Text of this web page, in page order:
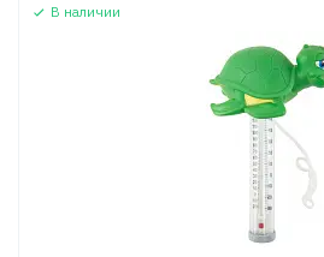
В наличии